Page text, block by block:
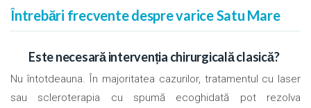
Întrebări frecvente despre varice Satu Mare
Este necesară intervenția chirurgicală clasică?
Nu întotdeauna. În majoritatea cazurilor, tratamentul cu laser
sau scleroterapia cu spumă ecoghidată pot rezolva